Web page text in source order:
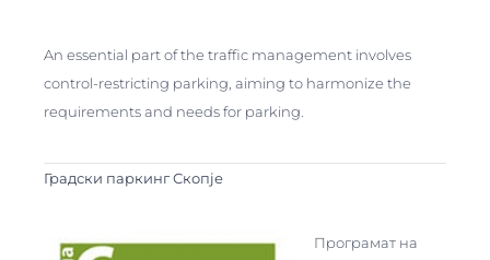
An essential part of the traffic management involves
control-restricting parking, aiming to harmonize the
requirements and needs for parking.
Градски паркинг Скопје
Програмат на